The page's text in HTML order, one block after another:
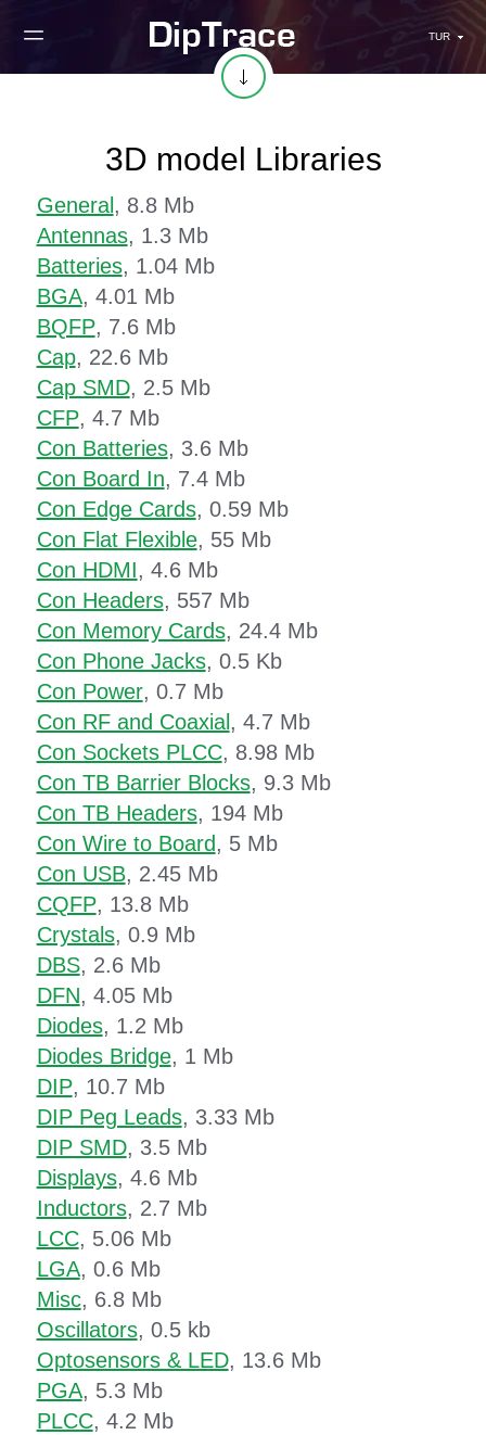
TUR
3D model Libraries
General , 8.8 Mb
Antennas, 1.3 Mb
Batteries, 1.04 Mb
BGA, 4.01 Mb
BQFP, 7.6 Mb
Cap, 22.6 Mb
Cap SMD, 2.5 Mb
CFP, 4.7 Mb
Con Batteries, 3.6 Mb
Con Board In, 7.4 Mb
Con Edge Cards, 0.59 Mb
Con Flat Flexible, 55 Mb
Con HDMI, 4.6 Mb
Con Headers, 557 Mb
Con Memory Cards, 24.4 Mb
Con Phone Jacks, 0.5 Kb
Con Power, 0.7 Mb
Con RF and Coaxial , 4.7 Mb
Con Sockets PLCC, 8.98 Mb
Con TB Barrier Blocks, 9.3 Mb
Con TB Headers, 194 Mb
Con Wire to Board , 5 Mb
Con USB, 2.45 Mb
CQFP, 13.8 Mb
Crystals, 0.9 Mb
DBS, 2.6 Mb
DFN, 4.05 Mb
Diodes, 1.2 Mb
Diodes Bridge, 1 Mb
DIP, 10.7 Mb
DIP Peg Leads, 3.33 Mb
DIP SMD, 3.5 Mb
Displays, 4.6 Mb
Inductors, 2.7 Mb
LCC, 5.06 Mb
LGA, 0.6 Mb
Misc, 6.8 Mb
Oscillators, 0.5 kb
Optosensors & LED, 13.6 Mb
PGA, 5.3 Mb
PLCC, 4.2 Mb